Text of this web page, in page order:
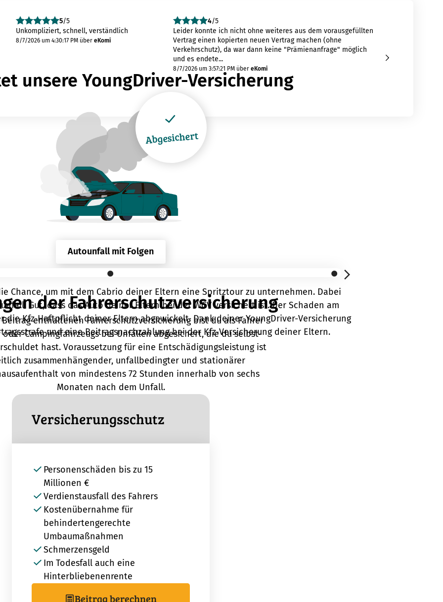
5/5
Unkompliziert, schnell, verständlich
8/7/2026 um 4:30:17 PM übereKomi
4/5
Leider konnte ich nicht ohne weiteres aus dem vorausgefüllten
Vertrag einen kopierten neuen Vertrag machen (ohne
Verkehrschutz), da war dann keine "Prämienanfrage" möglich
und es endete...
8/7/2026 um 3:57:21 PM über eKomi
unsere YoungDriver-Versicherung
Abgesichert
Autounfall mit Folgen
Autounfall mit Folgen
Chance, um mit dem Cabrio deiner Eltern eine Spritztour zu unternehmen. Dabei
Gut, dass das Auto deiner Eltern bei der WGV versichert ist. Der Schaden am
die Kfz-Haftpflicht deiner Eltern abgewickelt. Dank deiner YoungDriver-Versicherung
und eine Beitragsnachzahlung bei der Kfz-Versicherung deiner Eltern.
der Fahrerschutzversicherung
enthaltenen Fahrerschutzversicherung bist du als Fahrer
oder Campingfahrzeugs bei Unfällen abgesichert, die du selbst-
hast. Voraussetzung für eine Entschädigungsleistung ist
zusammenhängender, unfallbedingter und stationärer
von mindestens 72 Stunden innerhalb von sechs
Monaten nach dem Unfall.
Versicherungsschutz
Personenschäden bis zu 15
Millionen €
Verdienstausfall des Fahrers
Kostenübernahme für
behindertengerechte
Umbaumaßnahmen
Schmerzensgeld
Im Todesfall auch eine
Hinterbliebenenrente
Beitrag berechnen